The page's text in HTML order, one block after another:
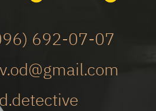
692-07-07